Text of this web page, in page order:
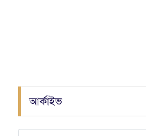
আর্কাইভ